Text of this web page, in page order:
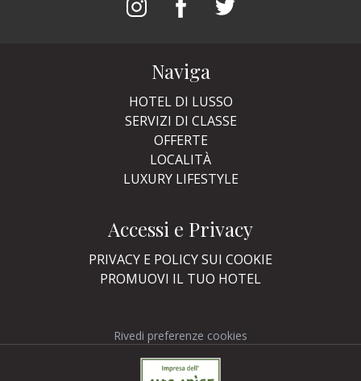
Naviga
HOTEL DI LUSSO
SERVIZI DI CLASSE
OFFERTE
LOCALITÀ
LUXURY LIFESTYLE
Accessi e Privacy
PRIVACY E POLICY SUI COOKIE
PROMUOVI IL TUO HOTEL
Rivedi preferenze cookies